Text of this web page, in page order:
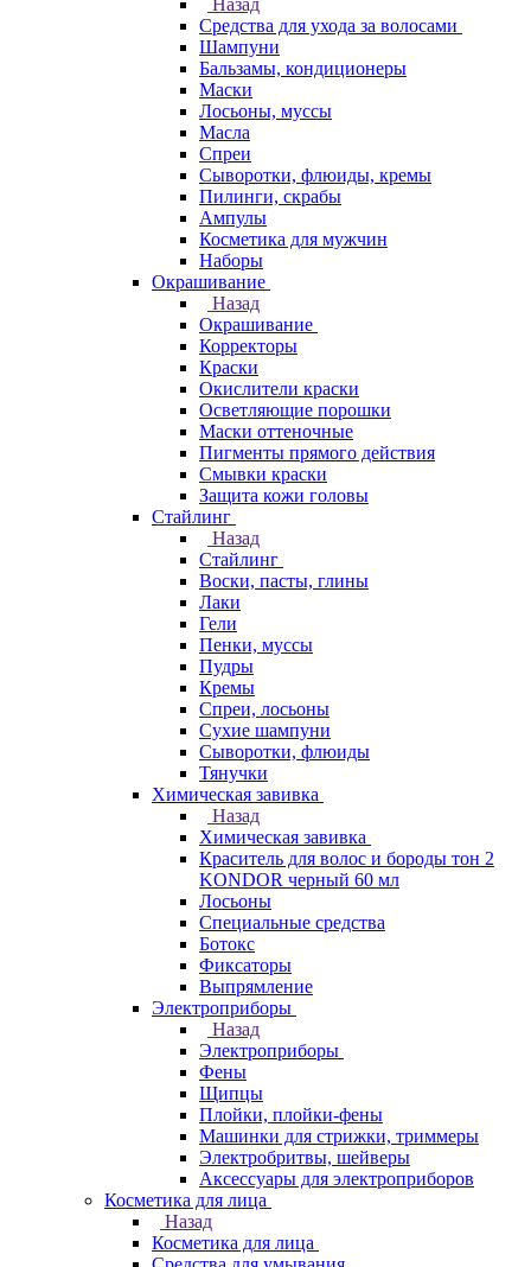
Назад
Средства для ухода за волосами
Шампуни
Бальзамы, кондиционеры
Маски
Лосьоны, муссы
Масла
Спреи
Сыворотки, флюиды, кремы
Пилинги, скрабы
Ампулы
Косметика для мужчин
Наборы
Окрашивание
Назад
Окрашивание
Корректоры
Краски
Окислители краски
Осветляющие порошки
Маски оттеночные
Пигменты прямого действия
Смывки краски
Защита кожи головы
Стайлинг
Назад
Стайлинг
Воски, пасты, глины
Лаки
Гели
Пенки, муссы
Пудры
Кремы
Спреи, лосьоны
Сухие шампуни
Сыворотки, флюиды
Тянучки
Химическая завивка
Назад
Химическая завивка
Краситель для волос и бороды тон 2
KONDOR черный 60 мл
Лосьоны
Специальные средства
Ботокс
Фиксаторы
Выпрямление
Электроприборы
Назад
Электроприборы
Фены
Щипцы
Плойки, плойки-фены
Машинки для стрижки, триммеры
Электробритвы, шейверы
Аксессуары для электроприборов
Косметика для лица
Назад
Косметика для лица